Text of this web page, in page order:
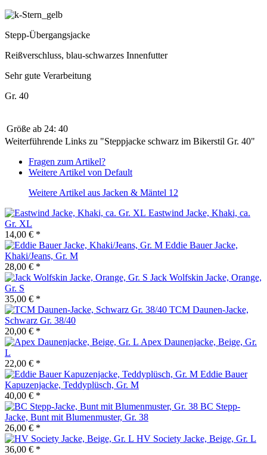
Stepp-Übergangsjacke
Reißverschluss, blau-schwarzes Innenfutter
Sehr gute Verarbeitung
Gr. 40
Größe ab 24: 40
Weiterführende Links zu "Steppjacke schwarz im Bikerstil Gr. 40"
Fragen zum Artikel?
Weitere Artikel von Default
Weitere Artikel aus Jacken & Mäntel 12
Eastwind Jacke, Khaki, ca.
Gr. XL
14,00 € *
Eddie Bauer Jacke,
Khaki/Jeans, Gr. M
28,00 € *
Jack Wolfskin Jacke, Orange,
Gr. S
35,00 € *
TCM Daunen-Jacke,
Schwarz Gr. 38/40
20,00 € *
Apex Daunenjacke, Beige, Gr.
L
22,00 € *
Eddie Bauer
Kapuzenjacke, Teddyplüsch, Gr. M
40,00 € *
BC Stepp-
Jacke, Bunt mit Blumenmuster, Gr. 38
26,00 € *
HV Society Jacke, Beige, Gr. L
36,00 € *